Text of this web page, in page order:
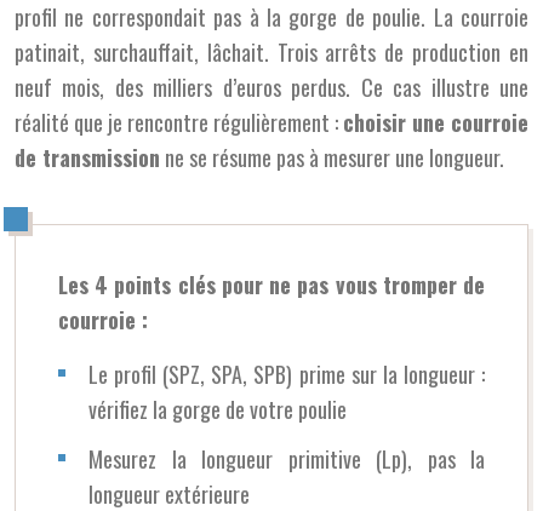
profil ne correspondait pas à la gorge de poulie. La courroie
patinait, surchauffait, lâchait. Trois arrêts de production en
neuf mois, des milliers d’euros perdus. Ce cas illustre une
réalité que je rencontre régulièrement :choisir une courroie
de transmission ne se résume pas à mesurer une longueur.
Les 4 points clés pour ne pas vous tromper de
courroie :
Le profil (SPZ, SPA, SPB) prime sur la longueur :
vérifiez la gorge de votre poulie
Mesurez la longueur primitive (Lp), pas la
longueur extérieure